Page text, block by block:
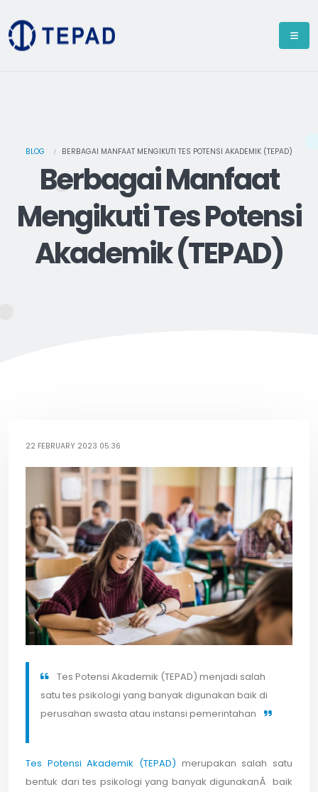
BLOG BERBAGAI MANFAAT MENGIKUTI TES POTENSI AKADEMIK (TEPAD)
Berbagai Manfaat
Mengikuti Tes Potensi
Akademik (TEPAD)
22 FEBRUARY 2023 05:36
Tes Potensi Akademik (TEPAD) menjadi salah
satu tes psikologi yang banyak digunakan baik di
perusahan swasta atau instansi pemerintahan
Tes Potensi Akademik (TEPAD) merupakan salah satu
bentuk dari tes psikologi yang banyak digunakanÂ baik